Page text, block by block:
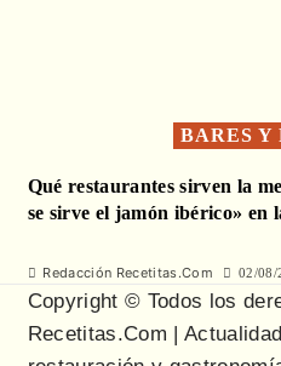
BARES Y
Qué restaurantes sirven la
se sirve el jamón ibérico» en
Redacción Recetitas.Com 02/08/
Copyright © Todos los
Recetitas.Com |